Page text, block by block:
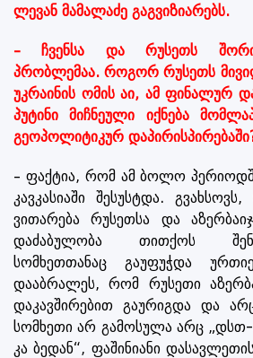
ლევან მამალაძე გაგვიზიარებს.
– ჩვენსა და რუსეთს
პრობლემაა. როგორ რუსეთს
უკრაინის ომის აი, ამ ფინალურ
პუტინი მიჩნეული იქნება
გეოპოლიტიკურ
– ფაქტია, რომ ამ ბოლო
კავკასიაში შესუსტდა.
ვითარება რუსეთსა და
დაძაბულობა თითქოს
სომხეთთანაც გაუფუჭდა
დააბრალეს, რომ რუსეთი
დაკავშირებით გაურიგდა და
სომხეთი არ გამოსულა არც
კა ბედან“, ფაშინიანი